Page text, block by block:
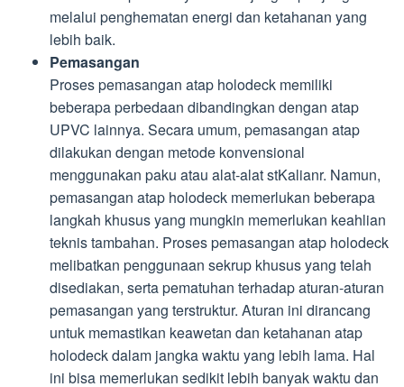
melalui penghematan energi dan ketahanan yang
lebih baik.
Pemasangan
Proses pemasangan atap holodeck memiliki
beberapa perbedaan dibandingkan dengan atap
UPVC lainnya. Secara umum, pemasangan atap
dilakukan dengan metode konvensional
menggunakan paku atau alat-alat stKalianr. Namun,
pemasangan atap holodeck memerlukan beberapa
langkah khusus yang mungkin memerlukan keahlian
teknis tambahan. Proses pemasangan atap holodeck
melibatkan penggunaan sekrup khusus yang telah
disediakan, serta pematuhan terhadap aturan-aturan
pemasangan yang terstruktur. Aturan ini dirancang
untuk memastikan keawetan dan ketahanan atap
holodeck dalam jangka waktu yang lebih lama. Hal
ini bisa memerlukan sedikit lebih banyak waktu dan